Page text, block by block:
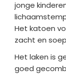
jonge
Het katoen
zacht en
Het laken is
goed